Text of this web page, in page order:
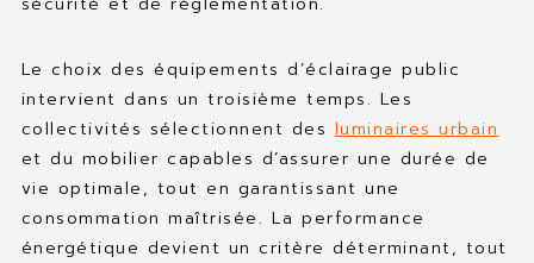
Le choix des équipements d’éclairage public
intervient dans un troisième temps. Les
collectivités sélectionnent des luminaires urbain
et du mobilier capables d’assurer une durée de
vie optimale, tout en garantissant une
consommation maîtrisée. La performance
énergétique devient un critère déterminant, tout